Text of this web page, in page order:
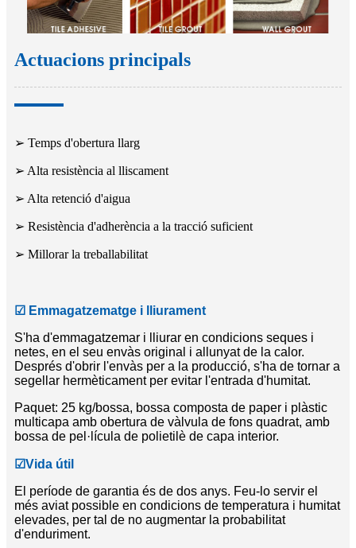
Actuacions principals
➢ Temps d'obertura llarg
➢ Alta resistència al lliscament
➢ Alta retenció d'aigua
➢ Resistència d'adherència a la tracció suficient
➢ Millorar la treballabilitat
☑ Emmagatzematge i lliurament
S'ha d'emmagatzemar i lliurar en condicions seques i
netes, en el seu envàs original i allunyat de la calor.
Després d'obrir l'envàs per a la producció, s'ha de tornar a
segellar hermèticament per evitar l'entrada d'humitat.
Paquet: 25 kg/bossa, bossa composta de paper i plàstic
multicapa amb obertura de vàlvula de fons quadrat, amb
bossa de pel·lícula de polietilè de capa interior.
☑Vida útil
El període de garantia és de dos anys. Feu-lo servir el
més aviat possible en condicions de temperatura i humitat
elevades, per tal de no augmentar la probabilitat
d'enduriment.